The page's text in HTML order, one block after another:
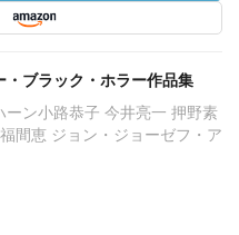
・ブラック・ホラー作品集
ーン小路恭子 今井亮一 押野素
間恵 ジョン・ジョーゼフ・ア